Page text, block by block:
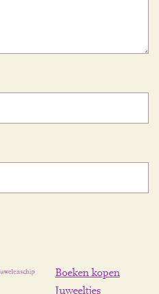
Boeken kopen
Juweeltjes